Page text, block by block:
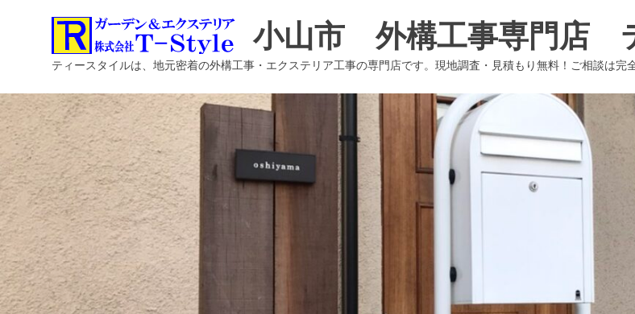
へ
ス
キ
ッ
プ
小山市 外構工事専門店
ティースタイルは、地元密着の外構工事・エクステリア工事の専門店です。現地調査・見積もり無料！ご相談は完